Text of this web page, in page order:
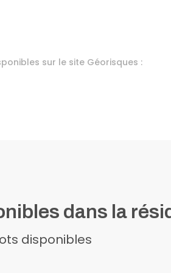
sur le site Géorisques :
dans la
disponibles